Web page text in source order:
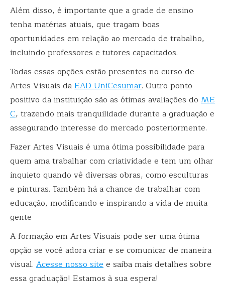
Além disso, é importante que a grade de ensino
tenha matérias atuais, que tragam boas
oportunidades em relação ao mercado de trabalho,
incluindo professores e tutores capacitados.
Todas essas opções estão presentes no curso de
Artes Visuais daEAD UniCesumar. Outro ponto
positivo da instituição são as ótimas avaliações do ME
C, trazendo mais tranquilidade durante a graduação e
assegurando interesse do mercado posteriormente.
Fazer Artes Visuais é uma ótima possibilidade para
quem ama trabalhar com criatividade e tem um olhar
inquieto quando vê diversas obras, como esculturas
e pinturas. Também há a chance de trabalhar com
educação, modificando e inspirando a vida de muita
gente
A formação em Artes Visuais pode ser uma ótima
opção se você adora criar e se comunicar de maneira
visual. Acesse nosso sitee saiba mais detalhes sobre
essa graduação! Estamos à sua espera!